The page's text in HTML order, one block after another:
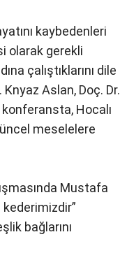
kaybedenleri
olarak gerekli
çalıştıklarını dile
Aslan, Doç. Dr.
konferansta, Hocalı
meselelere
Mustafa
bağlarını